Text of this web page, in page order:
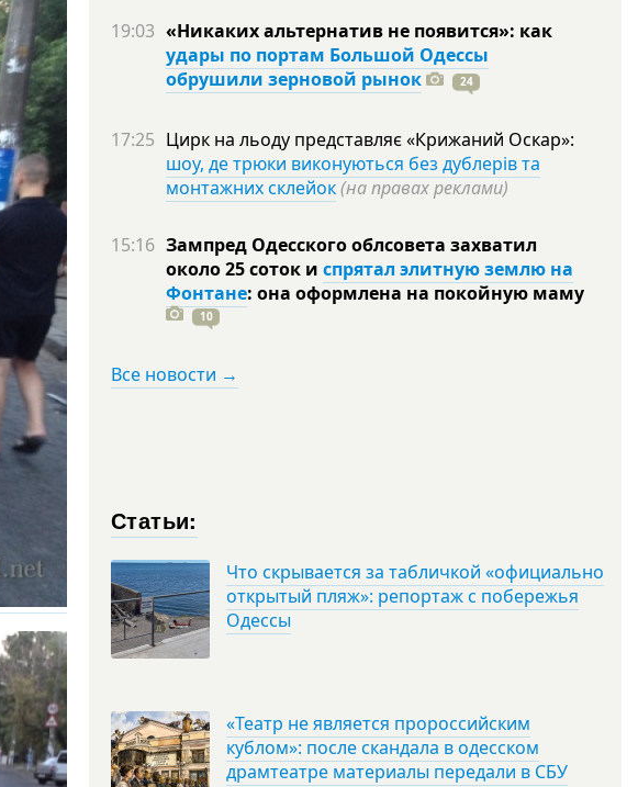
19:03 «Никаких альтернатив не появится»: как
удары по портам Большой Одессы
обрушили зерновой рынок
24
17:25 Цирк на льоду представляє «Крижаний Оскар»:
шоу, де трюки виконуються без дублерів та
монтажних склейок(на правах реклами)
15:16 Зампред Одесского облсовета захватил
около 25 соток и спрятал элитную землю на
Фонтане: она оформлена на покойную маму
10
Все новости →
Статьи:
Что скрывается за табличкой «официально
открытый пляж»: репортаж с побережья
Одессы
«Театр не является пророссийским
кублом»: после скандала в одесском
драмтеатре материалы передали в СБУ